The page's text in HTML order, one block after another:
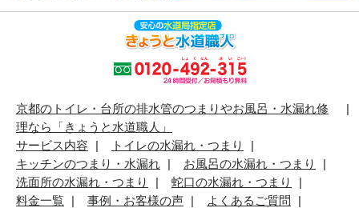
京都のトイレ・台所の排水管のつまりやお風呂・水漏れ修
理なら「きょうと水道職人」
サービス内容
トイレの水漏れ・つまり
キッチンのつまり・水漏れ
お風呂の水漏れ・つまり
洗面所の水漏れ・つまり
蛇口の水漏れ・つまり
料金一覧
事例・お客様の声
よくあるご質問